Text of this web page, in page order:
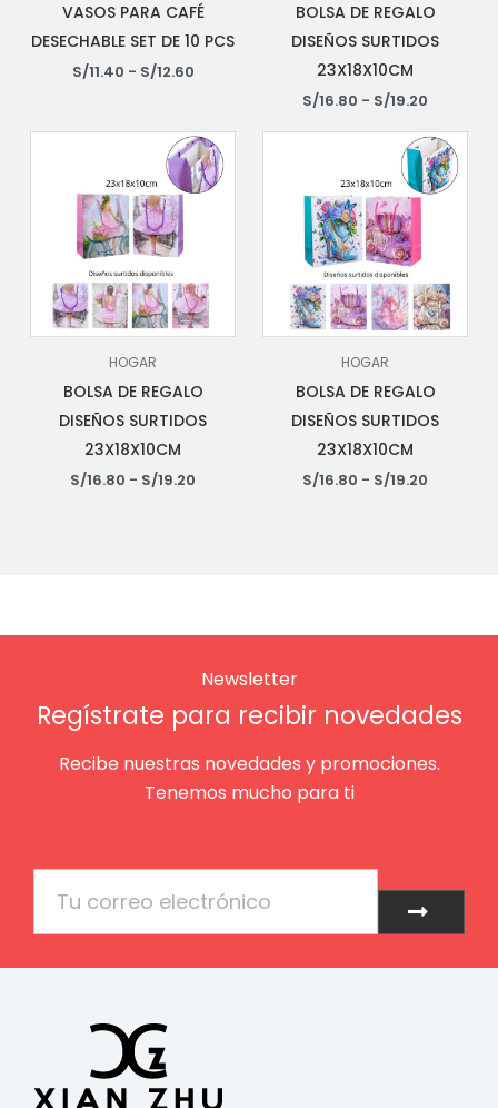
VASOS PARA CAFÉ
DESECHABLE SET DE 10 PCS
S/11.40 - S/12.60
BOLSA DE REGALO
DISEÑOS SURTIDOS
23X18X10CM
S/16.80 - S/19.20
HOGAR
BOLSA DE REGALO
DISEÑOS SURTIDOS
23X18X10CM
S/16.80 - S/19.20
HOGAR
BOLSA DE REGALO
DISEÑOS SURTIDOS
23X18X10CM
S/16.80 - S/19.20
Newsletter
Regístrate para recibir novedades
Recibe nuestras novedades y promociones.
Tenemos mucho para ti
Enviar